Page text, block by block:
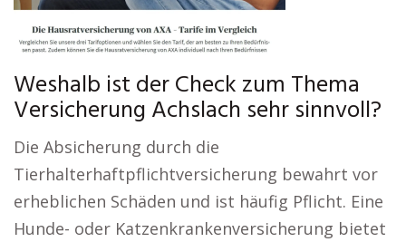
Weshalb ist der Check zum Thema
Versicherung Achslach sehr sinnvoll?
Die Absicherung durch die
Tierhalterhaftpflichtversicherung bewahrt vor
erheblichen Schäden und ist häufig Pflicht. Eine
Hunde- oder Katzenkrankenversicherung bietet